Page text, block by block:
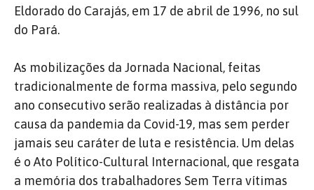
Eldorado do Carajás, em 17 de abril de 1996, no sul
do Pará.
As mobilizações da Jornada Nacional, feitas
tradicionalmente de forma massiva, pelo segundo
ano consecutivo serão realizadas à distância por
causa da pandemia da Covid-19, mas sem perder
jamais seu caráter de luta e resistência. Um delas
é o Ato Político-Cultural Internacional, que resgata
a memória dos trabalhadores Sem Terra vítimas